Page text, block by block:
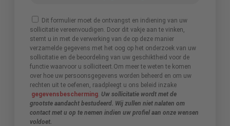
Dit formulier moet de ontvangst en indiening van uw
sollicitatie vereenvoudigen. Door dit vakje aan te vinken,
stemt u in met de verwerking van de op deze manier
verzamelde gegevens met het oog op het onderzoek van uw
sollicitatie en de beoordeling van uw geschiktheid voor de
functie waarvoor u solliciteert.Om meer te weten te komen
over hoe uw persoonsgegevens worden beheerd en om uw
rechten uit te oefenen, raadpleegt u ons beleid inzake
gegevensbescherming Uw sollicitatie wordt met de
grootste aandacht bestudeerd. Wij zullen niet nalaten om
contact met u op te nemen indien uw profiel aan onze wensen
voldoet.